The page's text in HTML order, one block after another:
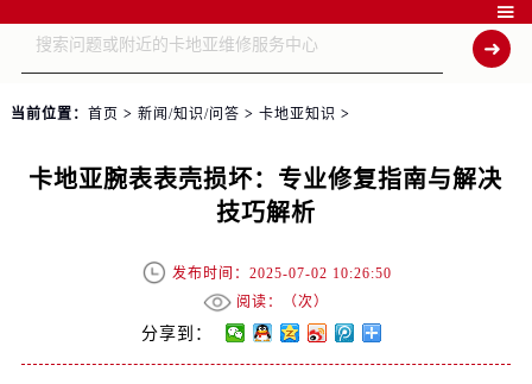

当前位置： 首页 > 新闻/知识/问答 > 卡地亚知识 >
卡地亚腕表表壳损坏：专业修复指南与解决
技巧解析
发布时间：2025-07-02 10:26:50
阅读：（次）
分享到：